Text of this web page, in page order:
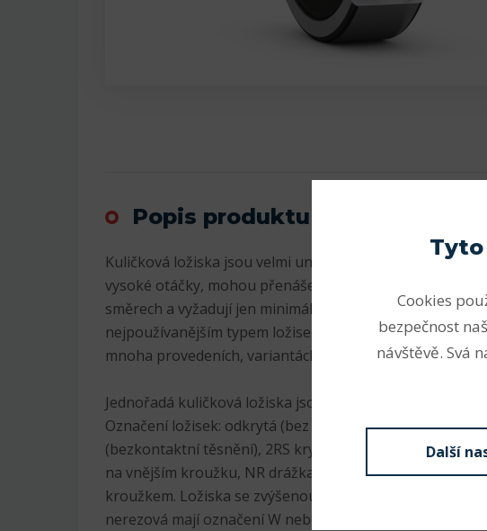
Popis produktu
Kuličková ložiska jsou velmi univerzální. Jsou vhodná pro
vysoké otáčky, mohou přenášet radiální i axiální zatížení
směrech a vyžadují jen minimální údržbu. Protože jsou
nejpoužívanějším typem ložisek, jsou v sortimentu SKF
mnoha provedeních, variantách a velikostech.
Jednořadá kuličková ložiska jsou nejrozšířenějším
Označení ložisek: odkrytá (bez označení), 2Z krytá
(bezkontaktní těsnění), 2RS krytá plastem (kontaktní
na vnějším kroužku, NR drážka na vnějším kroužku s
kroužkem. Ložiska se zvýšenou radiální vůlí se značí C3
nerezová mají označení W nebo S, K kuželová díra
Cookies
bezpečnost
návštěvě. Svá
Další